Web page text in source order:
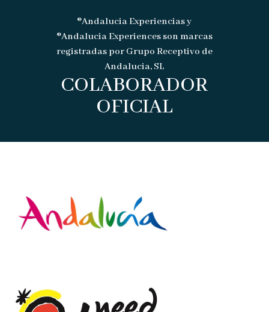
®Andalucia Experiencias y
®Andalucia Experiences son marcas
registradas por Grupo Receptivo de
Andalucia, SL
COLABORADOR
OFICIAL